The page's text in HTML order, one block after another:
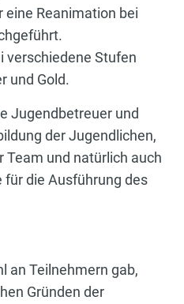
eine Reanimation bei
verschiedene Stufen
und Gold.
Jugendbetreuer und
der Jugendlichen,
Team und natürlich auch
für die Ausführung des
an Teilnehmern gab,
Gründen der